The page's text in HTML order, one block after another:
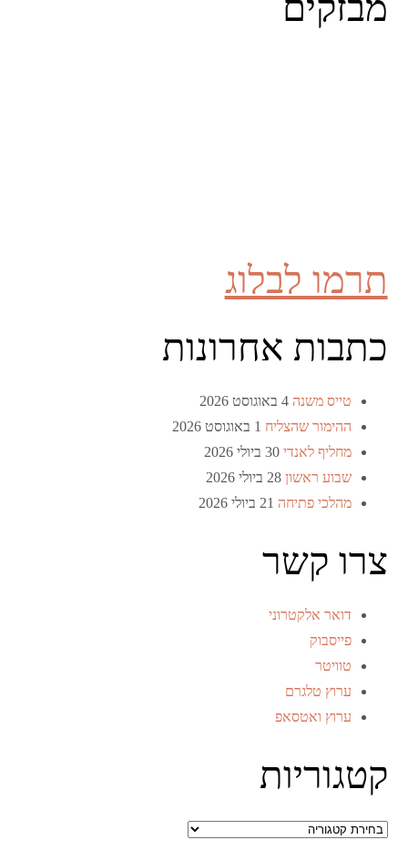
מבזקים
תרמו לבלוג
כתבות אחרונות
טייס משנה 4 באוגוסט 2026
ההימור שהצליח 1 באוגוסט 2026
מחליף לאנדי 30 ביולי 2026
שבוע ראשון 28 ביולי 2026
מהלכי פתיחה 21 ביולי 2026
צרו קשר
דואר אלקטרוני
פייסבוק
טוויטר
ערוץ טלגרם
ערוץ ואטסאפ
קטגוריות
קטגוריות